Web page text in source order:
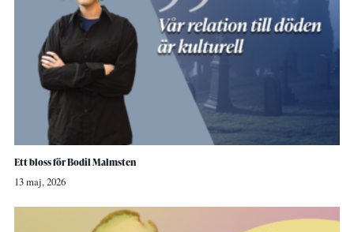
Ett bloss för Bodil Malmsten
13 maj, 2026